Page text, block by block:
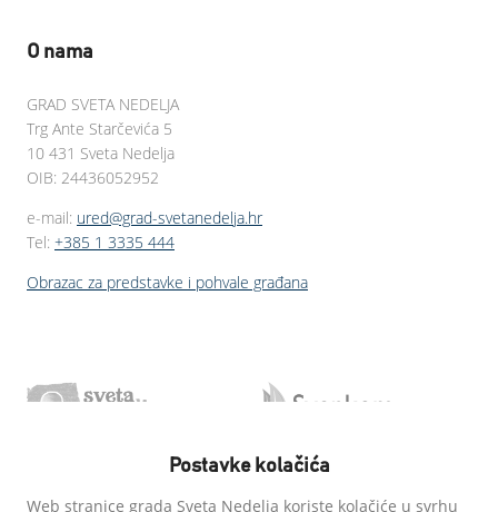
O nama
GRAD SVETA NEDELJA
Trg Ante Starčevića 5
10 431 Sveta Nedelja
OIB: 24436052952
e-mail: ured@grad-svetanedelja.hr
Tel: +385 1 3335 444
Obrazac za predstavke i pohvale građana
Postavke kolačića
Web stranice grada Sveta Nedelja koriste kolačiće u svrhu